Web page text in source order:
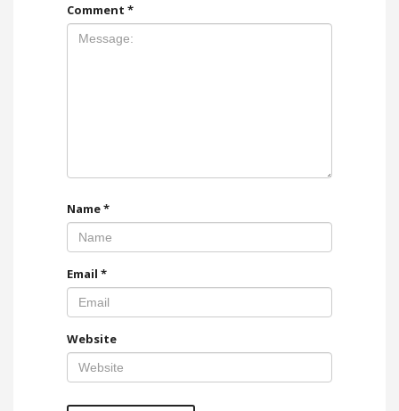
Comment *
Name*
Email *
Website